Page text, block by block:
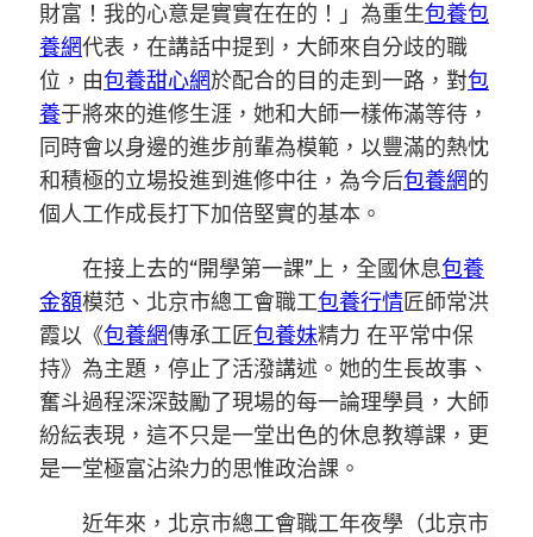
財富！我的心意是實實在在的！」為重生包養包
養網代表，在講話中提到，大師來自分歧的職
位，由包養甜心網於配合的目的走到一路，對包
養于將來的進修生涯，她和大師一樣佈滿等待，
同時會以身邊的進步前輩為模範，以豐滿的熱忱
和積極的立場投進到進修中往，為今后包養網的
個人工作成長打下加倍堅實的基本。
在接上去的“開學第一課”上，全國休息包養
金額模范、北京市總工會職工包養行情匠師常洪
霞以《包養網傳承工匠包養妹精力 在平常中保
持》為主題，停止了活潑講述。她的生長故事、
奮斗過程深深鼓勵了現場的每一論理學員，大師
紛紜表現，這不只是一堂出色的休息教導課，更
是一堂極富沾染力的思惟政治課。
近年來，北京市總工會職工年夜學（北京市